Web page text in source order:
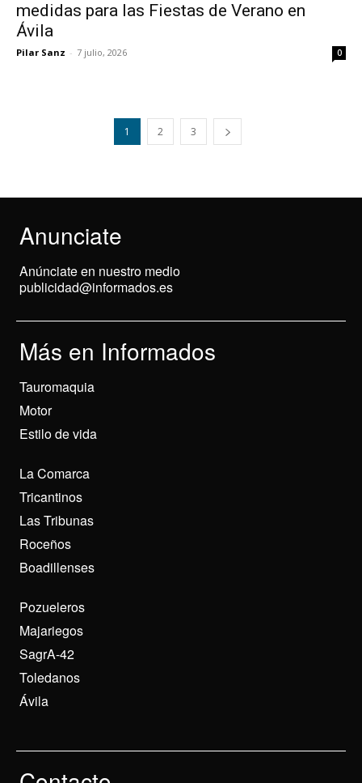
medidas para las Fiestas de Verano en
Ávila
Pilar Sanz - 7 julio, 2026 0
1 2 3
Anunciate
Anúnciate en nuestro medio
publicidad@informados.es
Más en Informados
Tauromaquia
Motor
Estilo de vida
La Comarca
Tricantinos
Las Tribunas
Roceños
Boadillenses
Pozueleros
Majariegos
SagrA-42
Toledanos
Ávila